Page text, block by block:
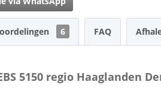
6 FAQ
5150 regio Haaglanden